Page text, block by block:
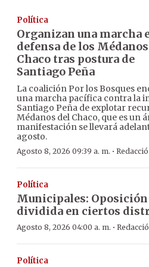
Política
Organizan una marcha
defensa de los
Chaco tras postura de
Santiago Peña
La coalición Por los Bosques
una marcha pacífica contra la
Santiago Peña de explotar
Médanos del Chaco, que es un
manifestación se llevará
agosto.
Agosto 8, 2026 09:39 a. m. ·
Política
Municipales:
dividida en ciertos
Agosto 8, 2026 04:00 a. m. ·
Política